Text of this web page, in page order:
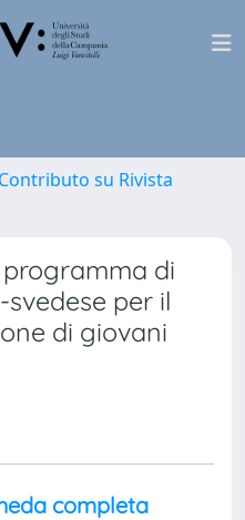
su Rivista
programma di
per il
di giovani
completa